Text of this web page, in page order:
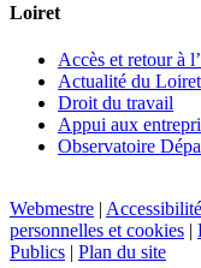
Loiret
Accès et retour à
Actualité du Loiret
Droit du travail
Appui aux
Observatoire
Webmestre |
personnelles et cookies |
Publics | Plan du site